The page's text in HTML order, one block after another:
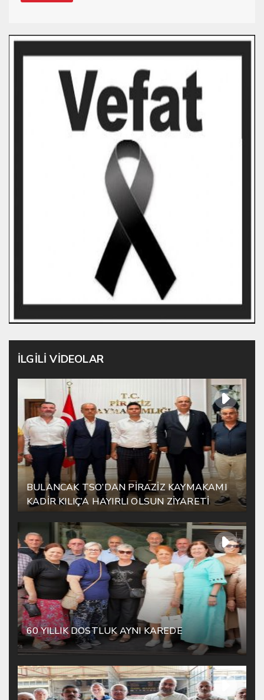
İLGİLİ VİDEOLAR
BULANCAK TSO’DAN PİRAZİZ KAYMAKAMI
KADİR KILIÇ’A HAYIRLI OLSUN ZİYARETİ
60 YILLIK DOSTLUK AYNI KAREDE